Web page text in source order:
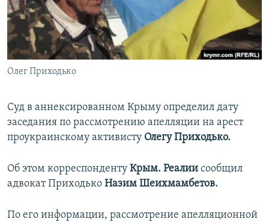
ПОБЕДИТЕЛЕЙ НЕ СУДЯТ?
КРЫМ.НЕПОКОРЕННЫЙ
ELIFBE
УКРАИНСКАЯ ПРОБЛЕМА КРЫМА
ПРИСОЕДИНЯЙТЕСЬ!
Олег Приходько
Суд в аннексированном Крыму определил дату
заседания по рассмотрению апелляции на арест
проукраинскому активисту Олегу Приходько.
Об этом корреспонденту Крым. Реалии сообщил
адвокат Приходько Назим Шеихмамбетов.
По его информации, рассмотрение апелляционной